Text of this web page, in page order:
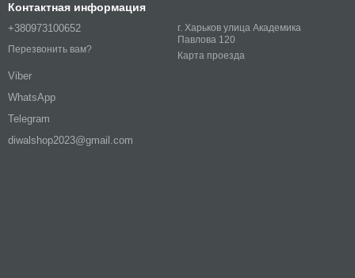
Контактная информация
+380973100652
Перезвонить вам?
Viber
WhatsApp
Telegram
diwalshop2023@gmail.com
г. Харьков улица Академика
Павлова 120
Карта проезда